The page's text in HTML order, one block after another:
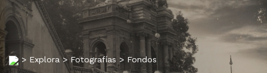
> Explora >Fotografías > Fondos